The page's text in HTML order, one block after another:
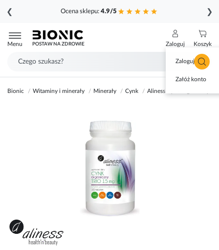
Ocena sklepu: 4.9/5
❮ ❯
do
treści
Menu POSTAW NA ZDROWIE Zaloguj
Zaloguj się
Załóż konto
Koszyk
Bionic Witaminy i minerały Minerały Cynk Aliness Cynk organiczny
Przejdź
na
początek